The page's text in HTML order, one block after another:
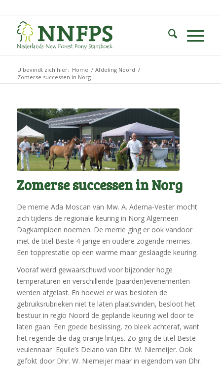
U bevindt zich hier: Home / Afdeling Noord /
Zomerse successen in Norg
Zomerse successen in Norg
De merrie Ada Moscan van Mw. A. Adema-Vester mocht
zich tijdens de regionale keuring in Norg Algemeen
Dagkampioen noemen. De merrie ging er ook vandoor
met de titel Beste 4-jarige en oudere zogende merries.
Een topprestatie op een warme maar geslaagde keuring.
Vooraf werd gewaarschuwd voor bijzonder hoge
temperaturen en verschillende (paarden)evenementen
werden afgelast. En hoewel er was besloten de
gebruiksrubrieken niet te laten plaatsvinden, besloot het
bestuur in regio Noord de geplande keuring wel door te
laten gaan. Een goede beslissing, zo bleek achteraf, want
het regende die dag oranje lintjes. Zo ging de titel Beste
veulennaar Equile’s Delano van Dhr. W. Niemeijer. Ook
gefokt door Dhr. W. Niemeijer maar in eigendom van Dhr.